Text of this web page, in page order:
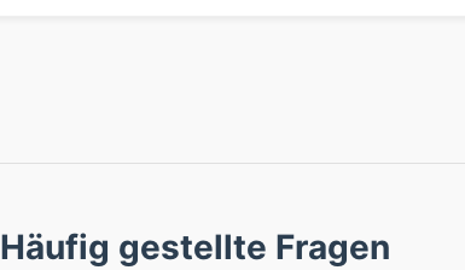
Häufig gestellte Fragen